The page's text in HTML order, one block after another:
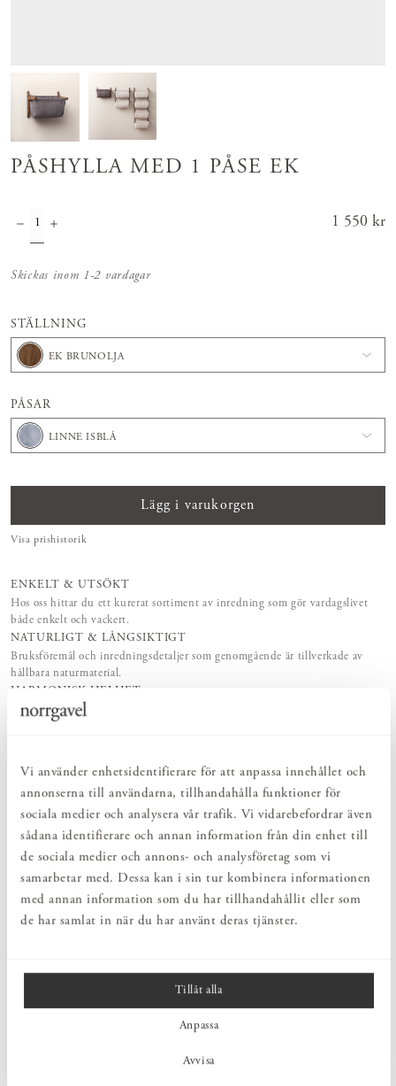
Vi använder enhetsidentifierare för att anpassa innehållet och
annonserna till användarna, tillhandahålla funktioner för
sociala medier och analysera vår trafik. Vi vidarebefordrar även
sådana identifierare och annan information från din enhet till
de sociala medier och annons- och analysföretag som vi
samarbetar med. Dessa kan i sin tur kombinera informationen
med annan information som du har tillhandahållit eller som
de har samlat in när du har använt deras tjänster.
Tillåt alla
Anpassa
Avvisa
PÅSHYLLA MED 1 PÅSE EK
Pris:
1 550 kr
Skickas inom 1-2 vardagar
STÄLLNING
EK BRUNOLJA
PÅSAR
LINNE ISBLÅ
Lägg i varukorgen
Visa prishistorik
ENKELT & UTSÖKT
Hos oss hittar du ett kurerat sortiment av inredning som gör vardagslivet
både enkelt och vackert.
NATURLIGT & LÅNGSIKTIGT
Bruksföremål och inredningsdetaljer som genomgående är tillverkade av
hållbara naturmaterial.
HARMONISK HELHET
Inredningsdetaljer som kompletterar möblerna och skapar en harmonisk
PRODUKTBESKRIVNING
Påshylla är en riktig Norrgavelklassiker med sin tidlösa och
avskalade design. Rymlig och samtidigt lättplacerad, eftersom den
ordning bland sakerna. Extra fint att kombinera med andra möbler
i samma träslag och ytbehandling för att skapa en röd tråd i
rummet.
Observera att färgerna på träslag samt textilier på 3D-renderingarna